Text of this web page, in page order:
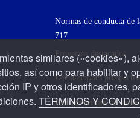
similares («cookies»),
así como para habilitar y
IP y otros identificadores,
TÉRMINOS Y
Normas de conducta de
717
Proyectos destacados
Declaraciones
Herramientas de